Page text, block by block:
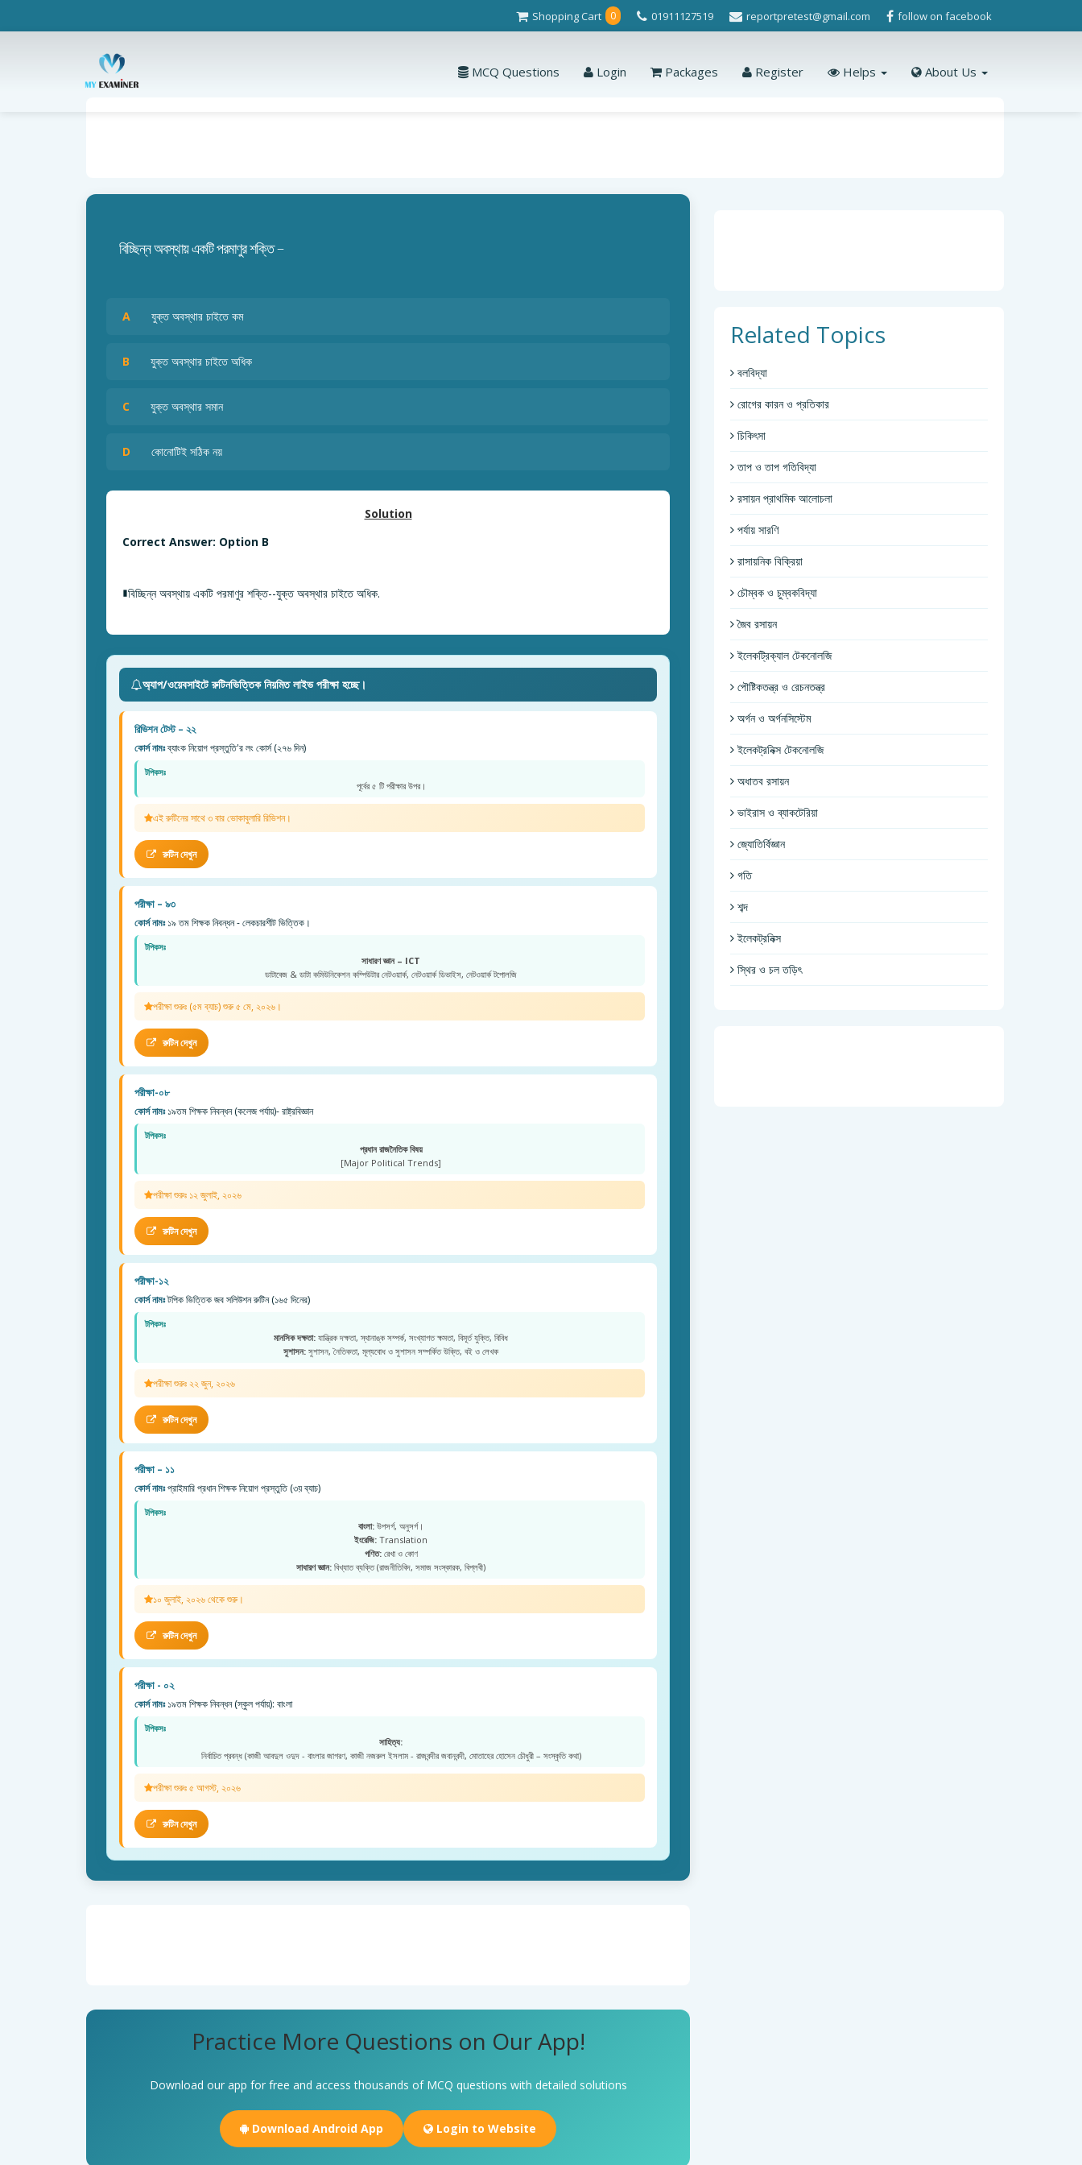
Shopping Cart 0 01911127519 reportpretest@gmail.com follow on facebook
MCQ Questions Login Packages Register Helps About Us
বিচ্ছিন্ন অবস্থায় একটি পরমাণুর শক্তি –
A যুক্ত অবস্থার চাইতে কম
B যুক্ত অবস্থার চাইতে অধিক
C যুক্ত অবস্থার সমান
D কোনোটিই সঠিক নয়
Solution
Correct Answer: Option B
∎বিচ্ছিন্ন অবস্থায় একটি পরমাণুর শক্তি--যুক্ত অবস্থার চাইতে অধিক.
অ্যাপ/ওয়েবসাইটে রুটিনভিত্তিক নিয়মিত লাইভ পরীক্ষা হচ্ছে।
রিভিশন টেস্ট – ২২
কোর্স নামঃব্যাংক নিয়োগ প্রস্তুতি'র লং কোর্স (২৭৬ দিন)
টপিকসঃ
পূর্বের ৫ টি পরীক্ষার উপর।
এই রুটিনের সাথে ৩ বার ভোকাবুলারি রিভিশন।
রুটিন দেখুন
পরীক্ষা – ৯৩
কোর্স নামঃ১৯ তম শিক্ষক নিবন্ধন - লেকচারশীট ভিত্তিক।
টপিকসঃ
সাধারণ জ্ঞান – ICT
ডাটাবেজ & ডাটা কমিউনিকেশন কম্পিউটার নেটওয়ার্ক, নেটওয়ার্ক ডিভাইস, নেটওয়ার্ক টপোলজি
পরীক্ষা শুরুঃ (৫ম ব্যাচ) শুরু ৫ মে, ২০২৬।
রুটিন দেখুন
পরীক্ষা-০৮
কোর্স নামঃ১৯তম শিক্ষক নিবন্ধন (কলেজ পর্যায়)- রাষ্ট্রবিজ্ঞান
টপিকসঃ
প্রধান রাজনৈতিক বিষয়
[Major Political Trends]
পরীক্ষা শুরুঃ ১২ জুলাই, ২০২৬
রুটিন দেখুন
পরীক্ষা-১২
কোর্স নামঃটপিক ভিত্তিক জব সলিউশন রুটিন (১৬৫ দিনের)
টপিকসঃ
মানসিক দক্ষতা: যান্ত্রিক দক্ষতা, স্থানাঙ্ক সম্পর্ক, সংখ্যাগত ক্ষমতা, বিমূর্ত যুক্তি, বিবিধ
সুশাসন: সুশাসন, নৈতিকতা, মূল্যবোধ ও সুশাসন সম্পর্কিত উক্তি, বই ও লেখক
পরীক্ষা শুরুঃ ২২ জুন, ২০২৬
রুটিন দেখুন
পরীক্ষা – ১১
কোর্স নামঃপ্রাইমারি প্রধান শিক্ষক নিয়োগ প্রস্তুতি (৩য় ব্যাচ)
টপিকসঃ
বাংলা: উপসর্গ, অনুসর্গ।
ইংরেজি: Translation
গণিত:রেখা ও কোণ
সাধারণ জ্ঞান: বিখ্যাত ব্যক্তি (রাজনীতিবিদ, সমাজ সংস্কারক, বিপ্লবী)
১০ জুলাই, ২০২৬ থেকে শুরু।
রুটিন দেখুন
পরীক্ষা - ০২
কোর্স নামঃ১৯তম শিক্ষক নিবন্ধন (স্কুল পর্যায়): বাংলা
টপিকসঃ
সাহিত্য:
নির্বাচিত প্রবন্ধ (কাজী আবদুল ওদুদ - বাংলার জাগরণ, কাজী নজরুল ইসলাম - রাজবন্দীর জবানবন্দী, মোতাহের হোসেন চৌধুরী – সংস্কৃতি কথা)
পরীক্ষা শুরুঃ ৫ আগস্ট, ২০২৬
রুটিন দেখুন
Practice More Questions on Our App!
Download our app for free and access thousands of MCQ questions with detailed solutions
Download Android App Login to Website
Related Topics
বলবিদ্যা
রোগের কারন ও প্রতিকার
চিকিৎসা
তাপ ও তাপ গতিবিদ্যা
রসায়ন প্রাথমিক আলোচলা
পর্যায় সারণি
রাসায়নিক বিক্রিয়া
চৌম্বক ও চুম্বকবিদ্যা
জৈব রসায়ন
ইলেকট্রিক্যাল টেকনোলজি
পৌষ্টিকতন্ত্র ও রেচনতন্ত্র
অর্গন ও অর্গনসিস্টেম
ইলেকট্রনিক্স টেকনোলজি
অধাতব রসায়ন
ভাইরাস ও ব্যাকটেরিয়া
জ্যোতির্বিজ্ঞান
গতি
শব্দ
ইলেকট্রনিক্স
স্থির ও চল তড়িৎ